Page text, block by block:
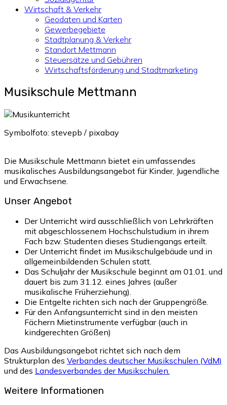
Wirtschaft & Verkehr
Geodaten und Karten
Gewerbegebiete
Stadtplanung & Verkehr
Standort Mettmann
Steuersätze und Gebühren
Wirtschaftsförderung und Stadtmarketing
Musikschule Mettmann
Symbolfoto: stevepb / pixabay
Die Musikschule Mettmann bietet ein umfassendes
musikalisches Ausbildungsangebot für Kinder, Jugendliche
und Erwachsene.
Unser Angebot
Der Unterricht wird ausschließlich von Lehrkräften
mit abgeschlossenem Hochschulstudium in ihrem
Fach bzw. Studenten dieses Studiengangs erteilt.
Der Unterricht findet im Musikschulgebäude und in
allgemeinbildenden Schulen statt.
Das Schuljahr der Musikschule beginnt am 01.01. und
dauert bis zum 31.12. eines Jahres (außer
musikalische Früherziehung).
Die Entgelte richten sich nach der Gruppengröße.
Für den Anfangsunterricht sind in den meisten
Fächern Mietinstrumente verfügbar (auch in
kindgerechten Größen)
Das Ausbildungsangebot richtet sich nach dem
Strukturplan des Verbandes deutscher Musikschulen (VdM)
und des Landesverbandes der Musikschulen.
Weitere Informationen